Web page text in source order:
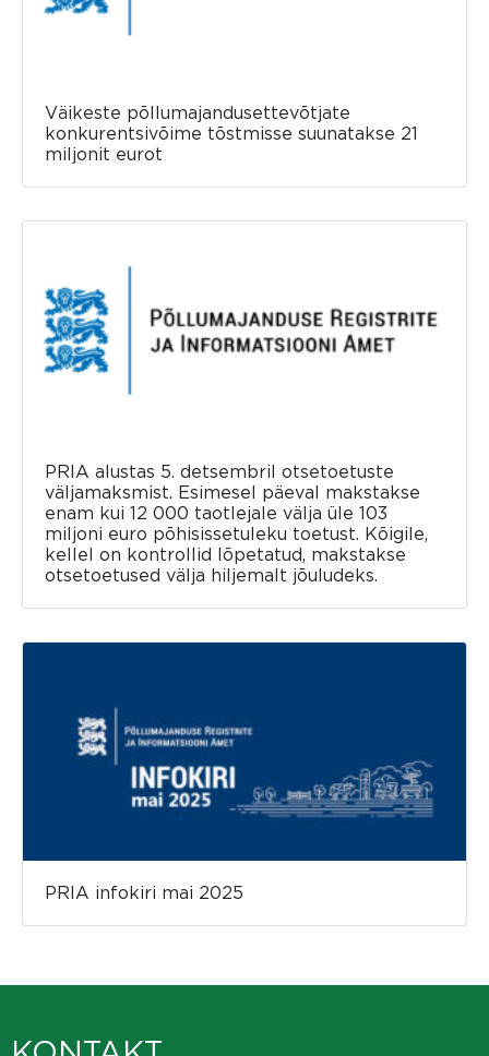
Väikeste põllumajandusettevõtjate
konkurentsivõime tõstmisse suunatakse 21
miljonit eurot
PRIA alustas 5. detsembril otsetoetuste
väljamaksmist. Esimesel päeval makstakse
enam kui 12 000 taotlejale välja üle 103
miljoni euro põhisissetuleku toetust. Kõigile,
kellel on kontrollid lõpetatud, makstakse
otsetoetused välja hiljemalt jõuludeks.
PRIA infokiri mai 2025